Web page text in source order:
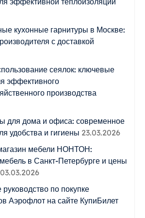
кухонные гарнитуры в Москве:
с доставкой
сеялок: ключевые
эффективного
производства
для дома и офиса: современное
удобства и гигиены 23.03.2026
мебели НОНТОН:
в Санкт-Петербурге и цены
03.03.2026
по покупке
Аэрофлот на сайте КупиБилет